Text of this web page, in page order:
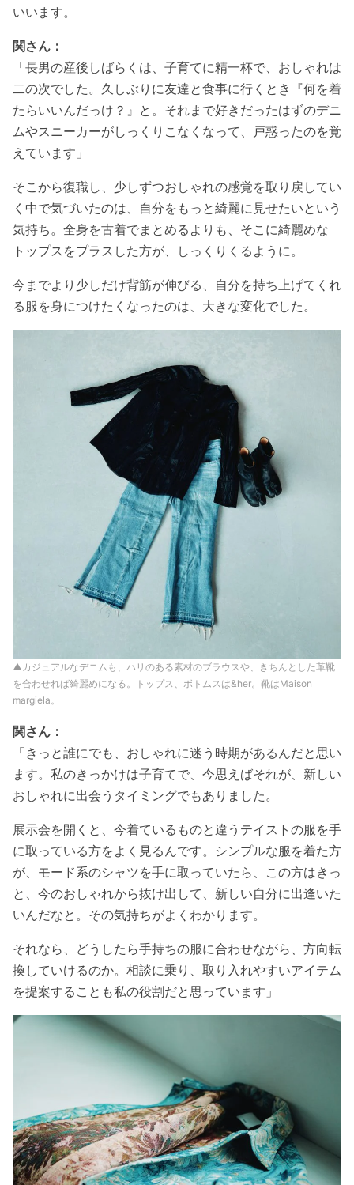
いいます。
関さん：
「長男の産後しばらくは、子育てに精一杯で、おしゃれは
二の次でした。久しぶりに友達と食事に行くとき『何を着
たらいいんだっけ？』と。それまで好きだったはずのデニ
ムやスニーカーがしっくりこなくなって、戸惑ったのを覚
えています」
そこから復職し、少しずつおしゃれの感覚を取り戻してい
く中で気づいたのは、自分をもっと綺麗に見せたいという
気持ち。全身を古着でまとめるよりも、そこに綺麗めな
トップスをプラスした方が、しっくりくるように。
今までより少しだけ背筋が伸びる、自分を持ち上げてくれ
る服を身につけたくなったのは、大きな変化でした。
▲カジュアルなデニムも、ハリのある素材のブラウスや、きちんとした革靴
を合わせれば綺麗めになる。トップス、ボトムスは&her。靴はMaison
margiela。
関さん：
「きっと誰にでも、おしゃれに迷う時期があるんだと思い
ます。私のきっかけは子育てで、今思えばそれが、新しい
おしゃれに出会うタイミングでもありました。
展示会を開くと、今着ているものと違うテイストの服を手
に取っている方をよく見るんです。シンプルな服を着た方
が、モード系のシャツを手に取っていたら、この方はきっ
と、今のおしゃれから抜け出して、新しい自分に出逢いた
いんだなと。その気持ちがよくわかります。
それなら、どうしたら手持ちの服に合わせながら、方向転
換していけるのか。相談に乗り、取り入れやすいアイテム
を提案することも私の役割だと思っています」